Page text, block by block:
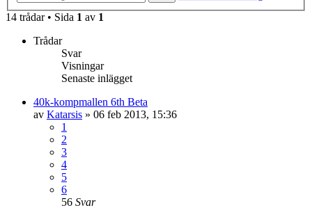
14 trådar • Sida 1 av 1
Trådar
Svar
Visningar
Senaste inlägget
40k-kompmallen 6th Beta
av Katarsis » 06 feb 2013, 15:36
1
2
3
4
5
6
56 Svar